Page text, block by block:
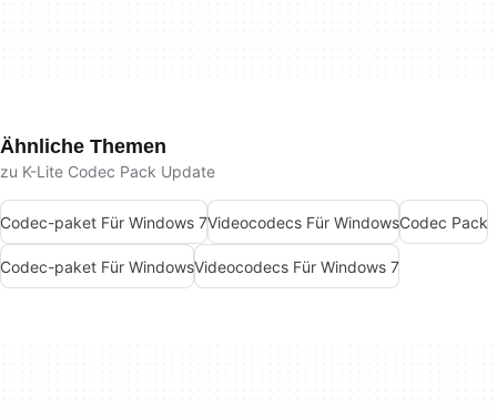
Ähnliche Themen
zu K-Lite Codec Pack Update
Codec-paket Für Windows 7Videocodecs Für WindowsCodec Pack
Codec-paket Für WindowsVideocodecs Für Windows 7